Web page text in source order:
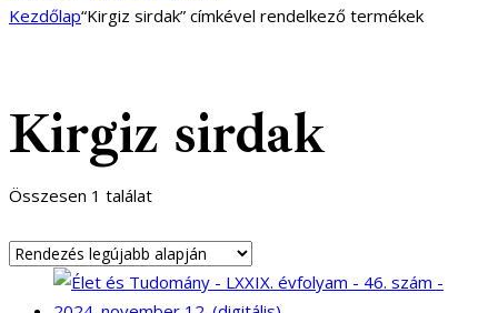
Kezdőlap“Kirgiz sirdak” címkével rendelkező termékek
Kirgiz sirdak
Összesen 1 találat